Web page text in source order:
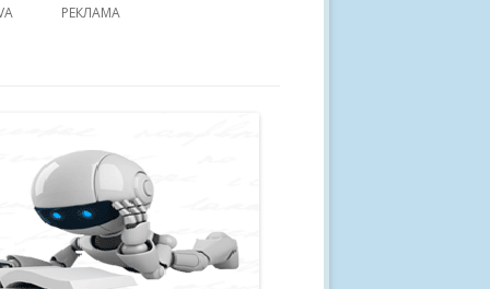
РЕКЛАМА